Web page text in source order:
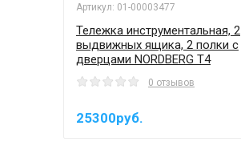
Артикул: 01-00003477
Тележка инструментальная, 2
выдвижных ящика, 2 полки с
дверцами NORDBERG T4
0 отзывов
25300руб.